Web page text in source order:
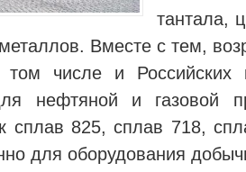
тантала,
Вместе с тем,
числе и Российских
нефтяной и газовой
сплав 825, сплав 718,
для оборудования